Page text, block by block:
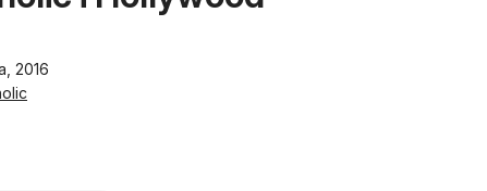
2016
antal röster: